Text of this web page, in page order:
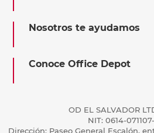
Nosotros te ayudamos
Conoce Office Depot
OD EL SALVADOR
NIT: 0614-
Dirección: Paseo General Escalón,